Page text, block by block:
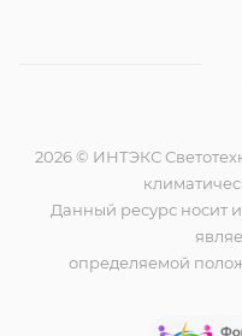
2026 © ИНТЭКС
Данный ресурс носит
определяемой